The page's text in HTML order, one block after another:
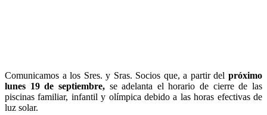
Comunicamos a los Sres. y Sras. Socios que, a partir del próximo
lunes 19 de septiembre,se adelanta el horario de cierre de las
piscinas familiar, infantil y olímpica debido a las horas efectivas de
luz solar.